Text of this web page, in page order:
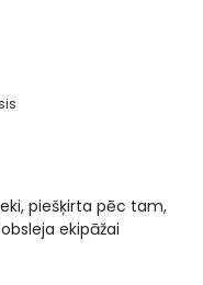
piešķirta pēc tam,
ekipāžai